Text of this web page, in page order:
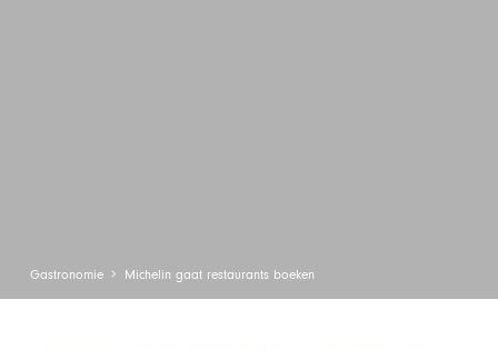
Gastronomie Michelin gaat restaurants boeken